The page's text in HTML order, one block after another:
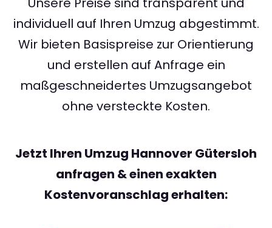
individuell auf Ihren Umzug abgestimmt.
Wir bieten Basispreise zur Orientierung
und erstellen auf Anfrage ein
maßgeschneidertes Umzugsangebot
ohne versteckte Kosten.
Jetzt Ihren Umzug Hannover Gütersloh
anfragen & einen exakten
Kostenvoranschlag erhalten: